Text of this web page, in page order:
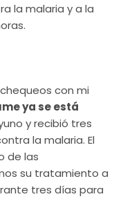
la malaria y a la
con mi
ya se está
y recibió tres
la malaria. El
de las
su tratamiento a
tres días para